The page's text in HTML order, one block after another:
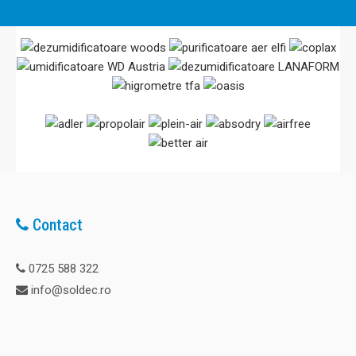
107,00 Lei
Comparaţie
Termohigrometru digital TFA S30.5019.10
SEAP. Descriere: Termohigrometru cu picior, digital, afisare
temperatura si umiditate interioara si nivelul de confort:
Contact
0725 588 322
info@soldec.ro